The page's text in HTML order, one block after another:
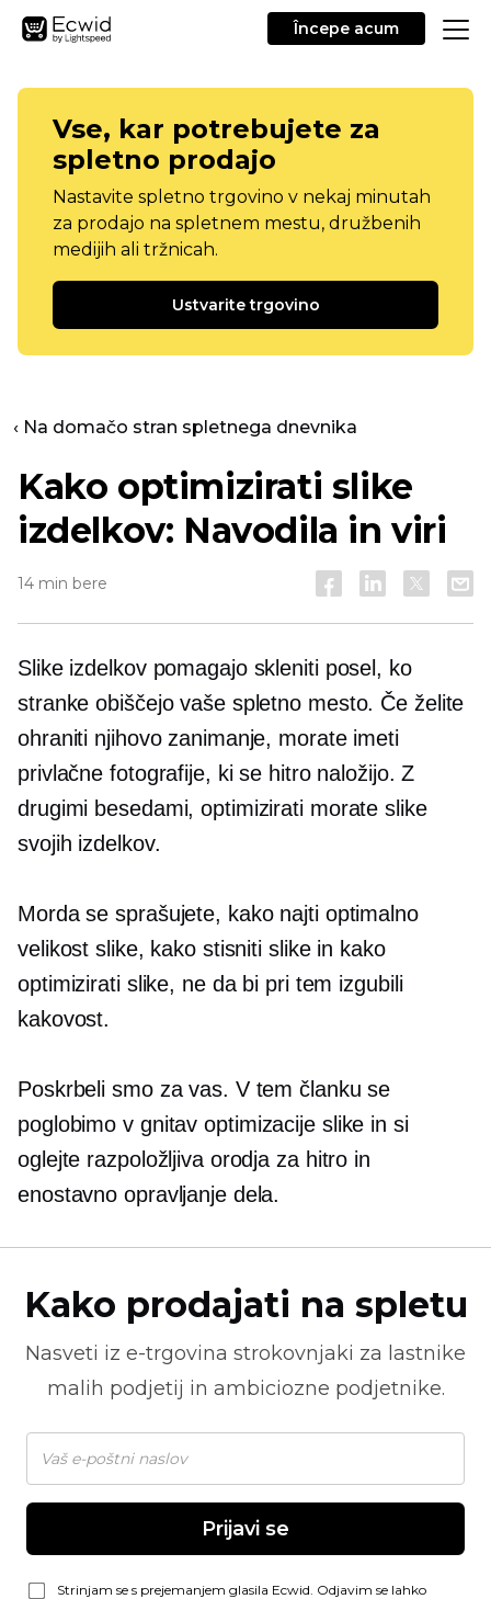
Începe acum
Vse, kar potrebujete za
spletno prodajo
Nastavite spletno trgovino v nekaj minutah
za prodajo na spletnem mestu, družbenih
medijih ali tržnicah.
Ustvarite trgovino
‹ Na domačo stran spletnega dnevnika
Kako optimizirati slike
izdelkov: Navodila in viri
14 min bere
Slike izdelkov pomagajo skleniti posel, ko
stranke obiščejo vaše spletno mesto. Če želite
ohraniti njihovo zanimanje, morate imeti
privlačne fotografije, ki se hitro naložijo. Z
drugimi besedami, optimizirati morate slike
svojih izdelkov.
Morda se sprašujete, kako najti optimalno
velikost slike, kako stisniti slike in kako
optimizirati slike, ne da bi pri tem izgubili
kakovost.
Poskrbeli smo za vas. V tem članku se
poglobimo v gnitav optimizacije slike in si
oglejte razpoložljiva orodja za hitro in
enostavno opravljanje dela.
Kako prodajati na spletu
Nasveti iz e-trgovina strokovnjaki za lastnike
malih podjetij in ambiciozne podjetnike.
Prijavi se
Strinjam se s prejemanjem glasila Ecwid. Odjavim se lahko